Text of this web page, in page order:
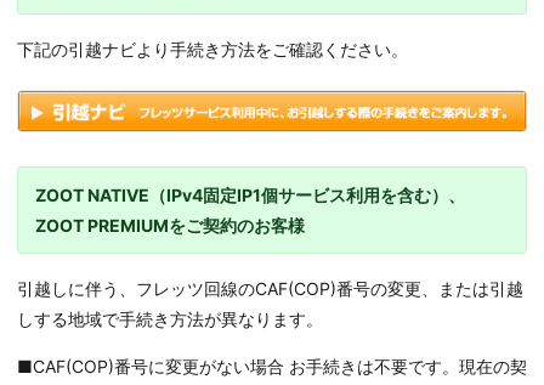
下記の引越ナビより手続き方法をご確認ください。
ZOOT NATIVE（IPv4固定IP1個サービス利用を含む）、
ZOOT PREMIUMをご契約のお客様
引越しに伴う、フレッツ回線のCAF(COP)番号の変更、または引越
しする地域で手続き方法が異なります。
■CAF(COP)番号に変更がない場合 お手続きは不要です。現在の契